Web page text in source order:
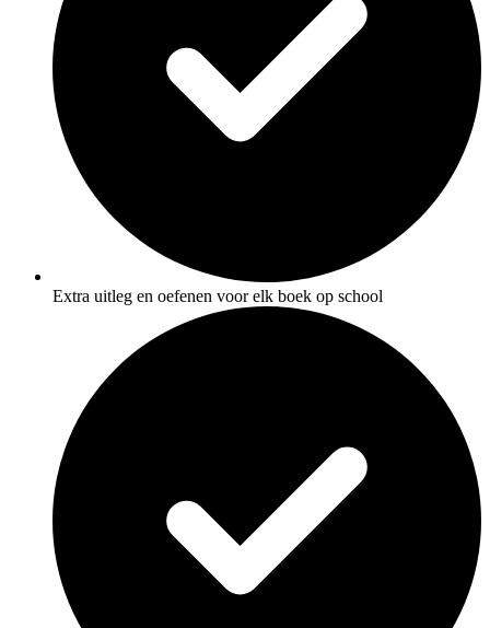
Extra uitleg en oefenen voor elk boek op school